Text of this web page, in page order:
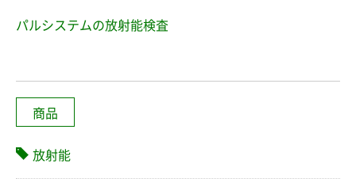
パルシステムの放射能検査
商品
放射能